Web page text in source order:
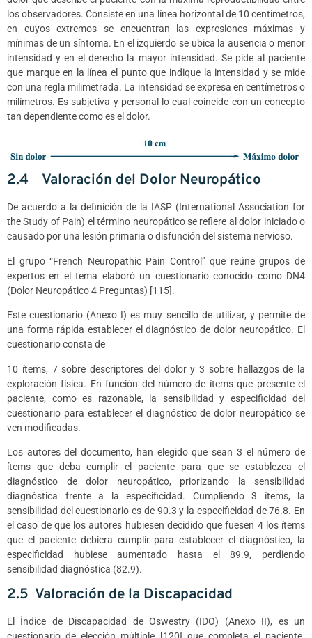
los observadores. Consiste en una línea horizontal de 10 centímetros,
en cuyos extremos se encuentran las expresiones máximas y
mínimas de un síntoma. En el izquierdo se ubica la ausencia o menor
intensidad y en el derecho la mayor intensidad. Se pide al paciente
que marque en la línea el punto que indique la intensidad y se mide
con una regla milimetrada. La intensidad se expresa en centímetros o
milímetros. Es subjetiva y personal lo cual coincide con un concepto
tan dependiente como es el dolor.
2.4 Valoración del Dolor Neuropático
De acuerdo a la definición de la IASP (International Association for
the Study of Pain) el término neuropático se refiere al dolor iniciado o
causado por una lesión primaria o disfunción del sistema nervioso.
El grupo “French Neuropathic Pain Control” que reúne grupos de
expertos en el tema elaboró un cuestionario conocido como DN4
(Dolor Neuropático 4 Preguntas) [115].
Este cuestionario (Anexo I) es muy sencillo de utilizar, y permite de
una forma rápida establecer el diagnóstico de dolor neuropático. El
cuestionario consta de
10 ítems, 7 sobre descriptores del dolor y 3 sobre hallazgos de la
exploración física. En función del número de ítems que presente el
paciente, como es razonable, la sensibilidad y especificidad del
cuestionario para establecer el diagnóstico de dolor neuropático se
ven modificadas.
Los autores del documento, han elegido que sean 3 el número de
ítems que deba cumplir el paciente para que se establezca el
diagnóstico de dolor neuropático, priorizando la sensibilidad
diagnóstica frente a la especificidad. Cumpliendo 3 ítems, la
sensibilidad del cuestionario es de 90.3 y la especificidad de 76.8. En
el caso de que los autores hubiesen decidido que fuesen 4 los ítems
que el paciente debiera cumplir para establecer el diagnóstico, la
especificidad hubiese aumentado hasta el 89.9, perdiendo
sensibilidad diagnóstica (82.9).
2.5 Valoración de la Discapacidad
El Índice de Discapacidad de Oswestry (IDO) (Anexo II), es un